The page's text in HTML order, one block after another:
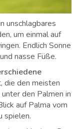
unschlagbares
um einmal auf
Endlich Sonne
nasse Füße.
die den meisten
den Palmen in
auf Palma vom
spielen.